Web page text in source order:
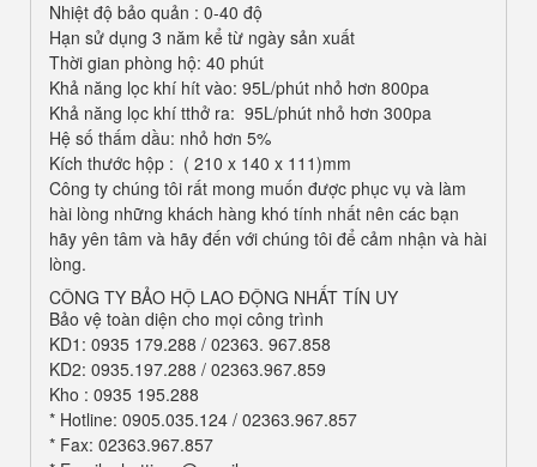
Nhiệt độ bảo quản : 0-40 độ
Hạn sử dụng 3 năm kể từ ngày sản xuất
Thời gian phòng hộ: 40 phút
Khả năng lọc khí hít vào: 95L/phút nhỏ hơn 800pa
Khả năng lọc khí tthở ra: 95L/phút nhỏ hơn 300pa
Hệ số thấm dầu: nhỏ hơn 5%
Kích thước hộp : ( 210 x 140 x 111)mm
Công ty chúng tôi rất mong muốn được phục vụ và làm
hài lòng những khách hàng khó tính nhất nên các bạn
hãy yên tâm và hãy đến với chúng tôi để cảm nhận và hài
lòng.
CÔNG TY BẢO HỘ LAO ĐỘNG NHẤT TÍN UY
Bảo vệ toàn diện cho mọi công trình
KD1: 0935 179.288 / 02363. 967.858
KD2: 0935.197.288 / 02363.967.859
Kho : 0935 195.288
* Hotline: 0905.035.124 / 02363.967.857
* Fax: 02363.967.857